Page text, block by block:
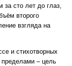
сто лет до глаз,
второго
взгляда на
и стихотворных
пределами – цель